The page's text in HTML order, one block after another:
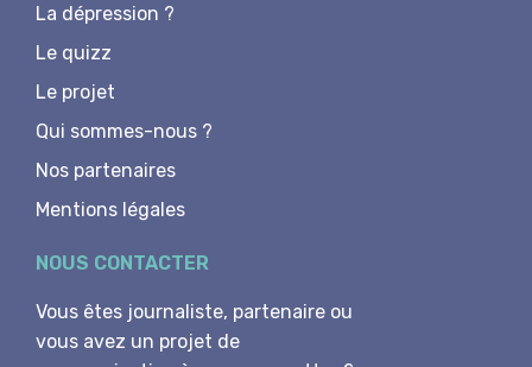
La dépression ?
Le quizz
Le projet
Qui sommes-nous ?
Nos partenaires
Mentions légales
NOUS CONTACTER
Vous êtes journaliste, partenaire ou
vous avez un projet de